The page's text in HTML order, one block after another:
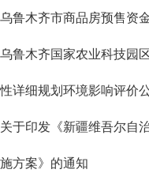
乌鲁木齐市商品房预售资
乌鲁木齐国家农业科技园
性详细规划环境影响评价
关于印发《新疆维吾尔自
施方案》的通知